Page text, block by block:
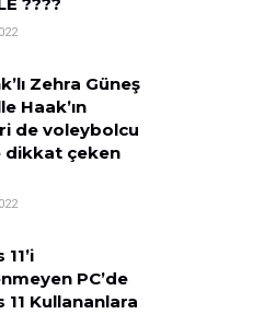
????
Zehra Güneş
Haak’ın
de voleybolcu
dikkat çeken
PC’de
Kullananlara